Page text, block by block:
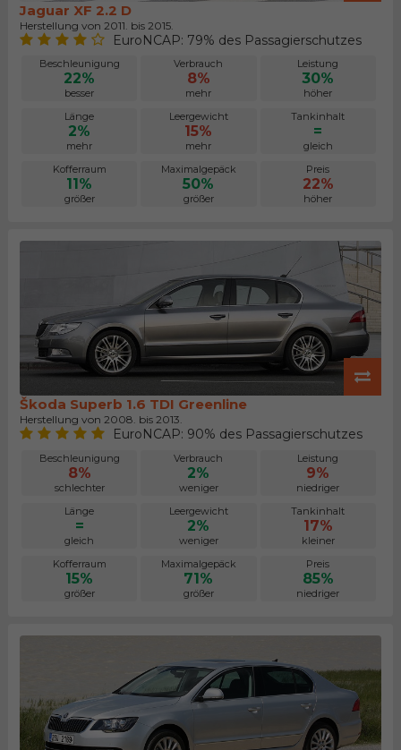
Jaguar XF 2.2 D
Herstellung von 2011. bis 2015.
EuroNCAP: 79% des Passagierschutzes
Beschleunigung
22%
besser
Verbrauch
8%
mehr
Leistung
30%
höher
Länge
2%
mehr
Leergewicht
15%
mehr
Tankinhalt
=
gleich
Kofferraum
11%
größer
Maximalgepäck
50%
größer
Preis
22%
höher
Škoda Superb 1.6 TDI Greenline
Herstellung von 2008. bis 2013.
EuroNCAP: 90% des Passagierschutzes
Beschleunigung
8%
schlechter
Verbrauch
2%
weniger
Leistung
9%
niedriger
Länge
=
gleich
Leergewicht
2%
weniger
Tankinhalt
17%
kleiner
Kofferraum
15%
größer
Maximalgepäck
71%
größer
Preis
85%
niedriger